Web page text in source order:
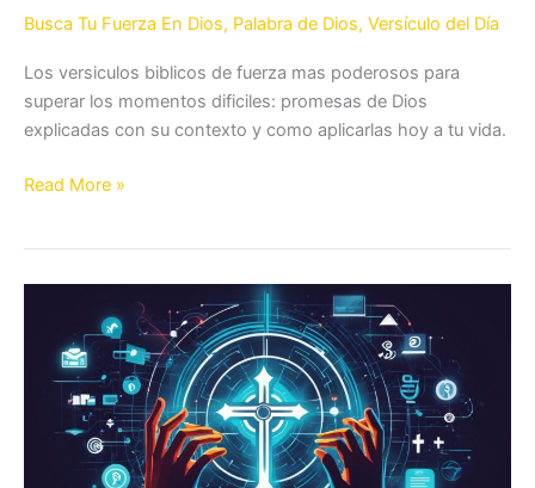
Busca Tu Fuerza En Dios, Palabra de Dios, Versículo del Día
Los versiculos biblicos de fuerza mas poderosos para
superar los momentos dificiles: promesas de Dios
explicadas con su contexto y como aplicarlas hoy a tu vida.
Versículos
momentos
difíciles
Read More »